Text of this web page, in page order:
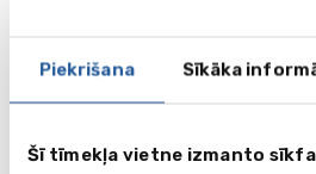
Piekrišana Sīkāka
Šī tīmekļa vietne izmanto
Sciences; Human Biology;
• Built Environment:
Interior Architecture; Planning